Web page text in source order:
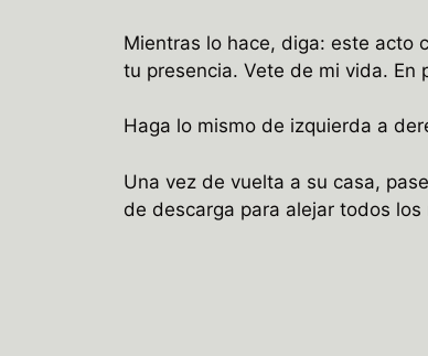
Mientras lo hace, diga: este acto
tu presencia. Vete de mi vida. En
Haga lo mismo de izquierda a
Una vez de vuelta a su casa,
de descarga para alejar todos